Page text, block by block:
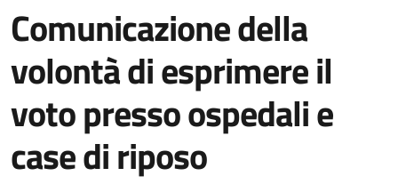
Comunicazione della
volontà di esprimere il
voto presso ospedali e
case di riposo